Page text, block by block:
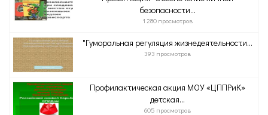
безопасности...
1 280 просмотров
"Гуморальная регуляция жизнедеятельности...
393 просмотров
Профилактическая акция МОУ «ЦППРиК»
детская...
605 просмотров